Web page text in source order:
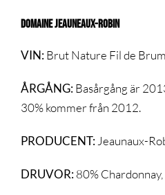
DOMAINE JEAUNEAUX-ROBIN
VIN:Brut Nature Fil de
ÅRGÅNG:Basårgång är
30% kommer från 2012.
PRODUCENT: Jeaunaux-
DRUVOR:80%